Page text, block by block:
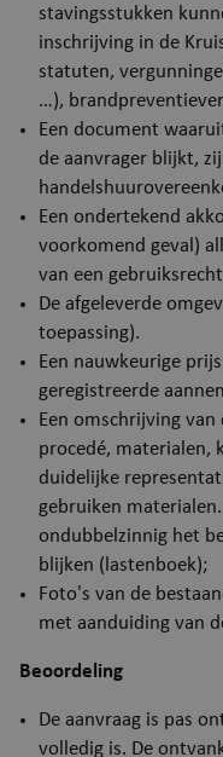
stavingsstukken
inschrijving in de
statuten,
…),
Een document
de aanvrager blijkt,
Een ondertekend
voorkomend geval)
van een
De afgeleverde
toepassing).
Een nauwkeurige
geregistreerde
Een omschrijving
procedé, materialen,
duidelijke
gebruiken
ondubbelzinnig het
blijken (lastenboek);
Foto's van de
met aanduiding van
Beoordeling
De aanvraag is pas
volledig is. De